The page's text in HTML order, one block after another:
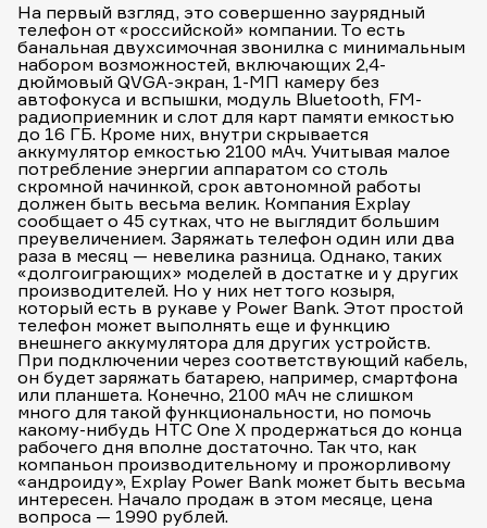
На первый взгляд, это совершенно заурядный
телефон от «российской» компании. То есть
банальная двухсимочная звонилка с минимальным
набором возможностей, включающих 2,4-
дюймовый QVGA-экран, 1-МП камеру без
автофокуса и вспышки, модуль Bluetooth, FM-
радиоприемник и слот для карт памяти емкостью
до 16 ГБ. Кроме них, внутри скрывается
аккумулятор емкостью 2100 мАч. Учитывая малое
потребление энергии аппаратом со столь
скромной начинкой, срок автономной работы
должен быть весьма велик. Компания Explay
сообщает о 45 сутках, что не выглядит большим
преувеличением. Заряжать телефон один или два
раза в месяц — невелика разница. Однако, таких
«долгоиграющих» моделей в достатке и у других
производителей. Но у них нет того козыря,
который есть в рукаве у Power Bank. Этот простой
телефон может выполнять еще и функцию
внешнего аккумулятора для других устройств.
При подключении через соответствующий кабель,
он будет заряжать батарею, например, смартфона
или планшета. Конечно, 2100 мАч не слишком
много для такой функциональности, но помочь
какому-нибудь HTC One X продержаться до конца
рабочего дня вполне достаточно. Так что, как
компаньон производительному и прожорливому
«андроиду», Explay Power Bank может быть весьма
интересен. Начало продаж в этом месяце, цена
вопроса — 1990 рублей.